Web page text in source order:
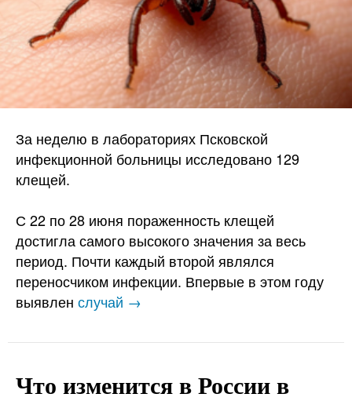
За неделю в лабораториях Псковской
инфекционной больницы исследовано 129
клещей.
С 22 по 28 июня пораженность клещей
достигла самого высокого значения за весь
период. Почти каждый второй являлся
переносчиком инфекции. Впервые в этом году
выявлен случай →
Что изменится в России в